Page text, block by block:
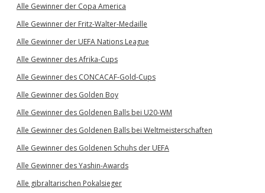
Alle Gewinner der Copa America
Alle Gewinner der Fritz-Walter-Medaille
Alle Gewinner der UEFA Nations League
Alle Gewinner des Afrika-Cups
Alle Gewinner des CONCACAF-Gold-Cups
Alle Gewinner des Golden Boy
Alle Gewinner des Goldenen Balls bei U20-WM
Alle Gewinner des Goldenen Balls bei Weltmeisterschaften
Alle Gewinner des Goldenen Schuhs der UEFA
Alle Gewinner des Yashin-Awards
Alle gibraltarischen Pokalsieger